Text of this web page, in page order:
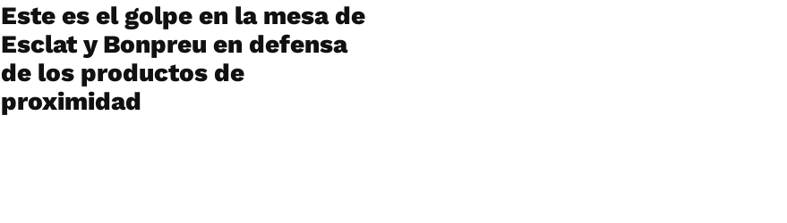
Este es el golpe en la mesa de
Esclat y Bonpreu en defensa
de los productos de
proximidad